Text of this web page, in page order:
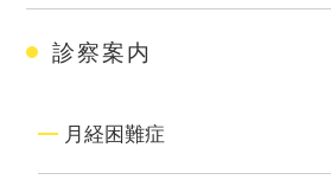
診察案内
月経困難症